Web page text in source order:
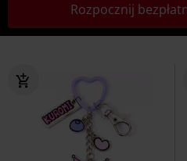
Rozpocznij